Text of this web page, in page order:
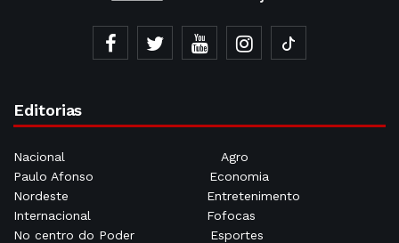
Editorias
Nacional
Agro
Paulo Afonso
Economia
Nordeste
Entretenimento
Internacional
Fofocas
No centro do Poder
Esportes